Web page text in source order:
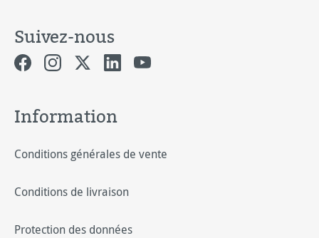
Suivez-nous
Information
Conditions générales de vente
Conditions de livraison
Protection des données